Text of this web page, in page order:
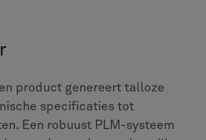
analyses bieden, biedt
bedrijfsbronnen te
analyses. Het is met name
die rapporten over het PLM-